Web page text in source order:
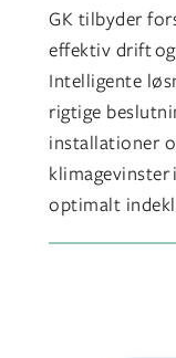
GK tilbyder
effektiv drift
Intelligente
rigtige
installationer
klimagevinster
optimalt